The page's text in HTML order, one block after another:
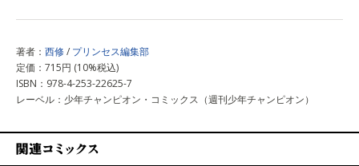
著者： 西修/ プリンセス編集部
定価：715円 (10%税込)
ISBN：978-4-253-22625-7
レーベル：少年チャンピオン・コミックス（週刊少年チャンピオン）